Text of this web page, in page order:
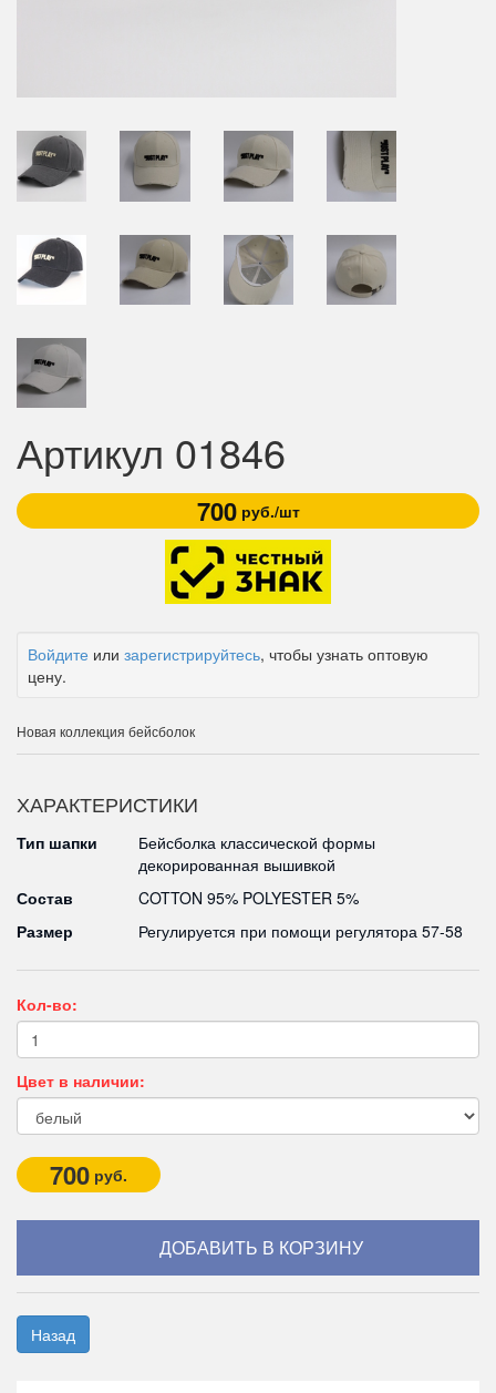
Артикул 01846
700руб./шт
Войдите или зарегистрируйтесь, чтобы узнать оптовую
цену.
Новая коллекция бейсболок
ХАРАКТЕРИСТИКИ
Тип шапки
Бейсболка классической формы
декорированная вышивкой
Состав
COTTON 95% POLYESTER 5%
Размер
Регулируется при помощи регулятора 57-58
Кол-во:
Цвет в наличии:
700 руб.
Назад